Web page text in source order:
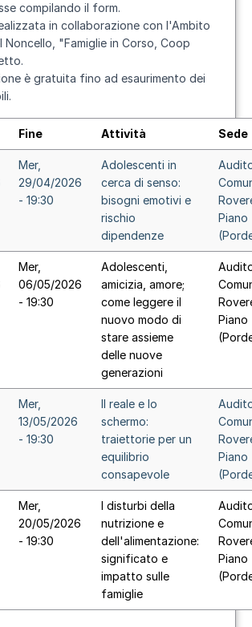
compilando il form.
in collaborazione con l'Ambito
Noncello, "Famiglie in Corso, Coop
è gratuita fino ad esaurimento dei
Fine Attività Sede
Mer,
29/04/2026
- 19:30
Adolescenti in
cerca di senso:
bisogni emotivi e
rischio
dipendenze
Piano
Mer,
06/05/2026
- 19:30
Adolescenti,
amicizia, amore;
come leggere il
nuovo modo di
stare assieme
delle nuove
generazioni
Piano
Mer,
13/05/2026
- 19:30
Il reale e lo
schermo:
traiettorie per un
equilibrio
consapevole
Piano
Mer,
20/05/2026
- 19:30
I disturbi della
nutrizione e
dell'alimentazione:
significato e
impatto sulle
famiglie
Piano